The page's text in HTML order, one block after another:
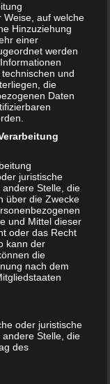
Beziehung
genug!
Affäre – was nun?
besonders
kommt
Weise, auf welche
Hinzuziehung
einer
werden
und
die
Daten
juristische
Stelle, die
über die Zwecke
und Mittel dieser
oder das Recht
kann der
die
nach dem
oder juristische
Stelle, die
des